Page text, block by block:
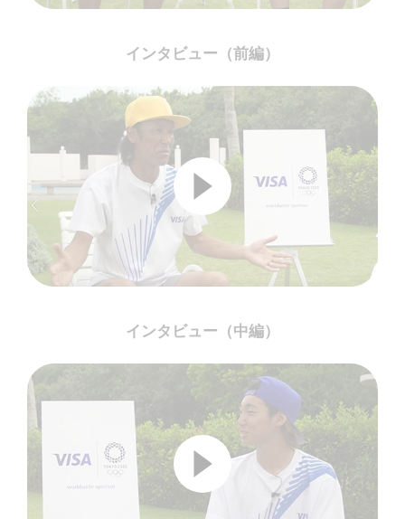
インタビュー（前編）
インタビュー（中編）